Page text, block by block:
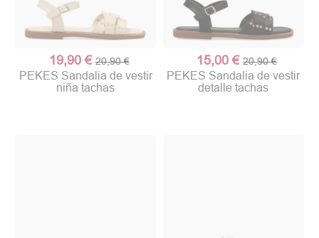
19,90 € 20,90 €
PEKES Sandalia de vestir
niña tachas
15,00 € 20,90 €
PEKES Sandalia de vestir
detalle tachas